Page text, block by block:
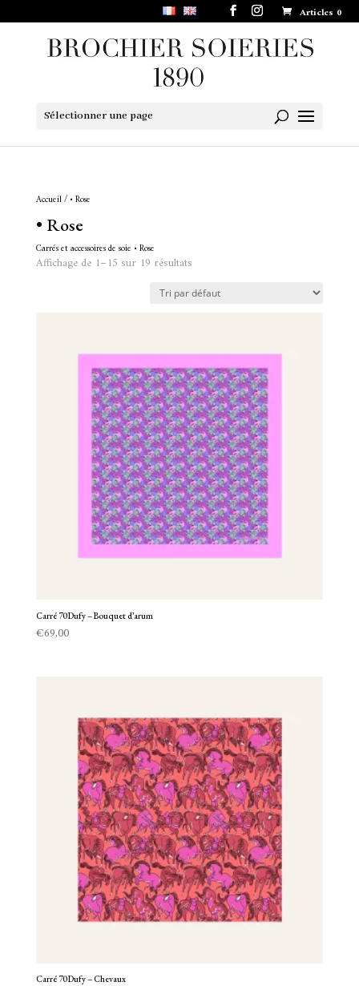
Articles 0
Sélectionner une page
Accueil/ • Rose
• Rose
Carrés et accessoires de soie • Rose
Affichage de 1–15 sur 19 résultats
Carré 70 Dufy – Bouquet d’arum
€69,00
Carré 70 Dufy – Chevaux